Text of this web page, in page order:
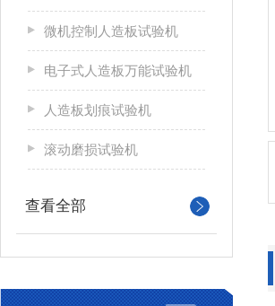
微机控制人造板试验机
电子式人造板万能试验机
人造板划痕试验机
滚动磨损试验机
查看全部